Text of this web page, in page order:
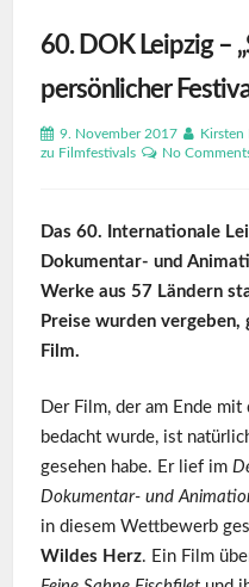
60. DOK Leipzig –
persönlicher
9. November 2017 Kirsten
zu Filmfestivals
No
Das 60. Internationale
Dokumentar- und
Werke aus 57 Ländern
Preise wurden
Film.
Der Film, der am Ende
bedacht wurde, ist
gesehen habe. Er lief im
Dokumentar- und
in diesem Wettbewerb
Wildes Herz. Ein Film